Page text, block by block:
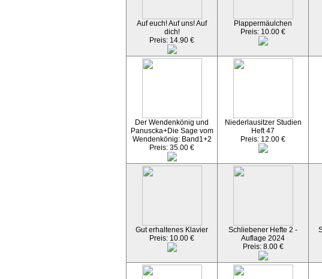
Auf euch! Auf uns! Auf
dich!
Preis: 14.90 €
Plappermäulchen
Preis: 10.00 €
Der Wendenkönig und
Panuscka+Die Sage vom
Wendenkönig: Band1+2
Preis: 35.00 €
Niederlausitzer Studien
Heft 47
Preis: 12.00 €
Gut erhaltenes Klavier
Preis: 10.00 €
Schliebener Hefte 2 -
Auflage 2024
Preis: 8.00 €